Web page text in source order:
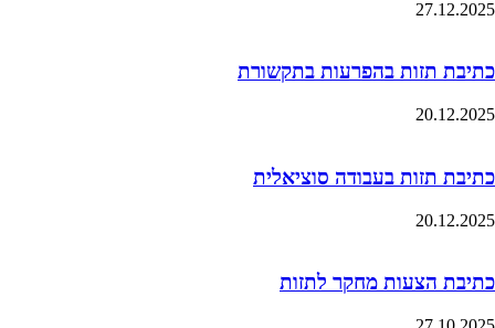
27.12.2025
כתיבת תזות בהפרעות בתקשורת
20.12.2025
כתיבת תזות בעבודה סוציאלית
20.12.2025
כתיבת הצעות מחקר לתזות